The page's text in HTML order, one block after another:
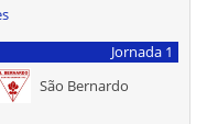
Jornada 1
São Bernardo